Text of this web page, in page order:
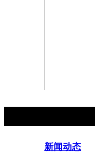
新闻动态